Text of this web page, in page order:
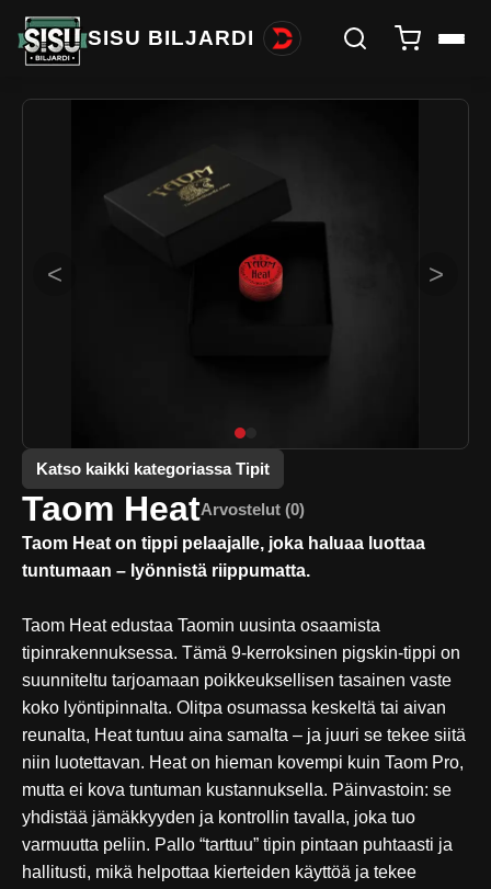
SISU BILJARDI
< >
Katso kaikki kategoriassa Tipit
Taom HeatArvostelut (0)
Taom Heat on tippi pelaajalle, joka haluaa luottaa
tuntumaan – lyönnistä riippumatta.
Taom Heat edustaa Taomin uusinta osaamista
tipinrakennuksessa. Tämä 9-kerroksinen pigskin-tippi on
suunniteltu tarjoamaan poikkeuksellisen tasainen vaste
koko lyöntipinnalta. Olitpa osumassa keskeltä tai aivan
reunalta, Heat tuntuu aina samalta – ja juuri se tekee siitä
niin luotettavan. Heat on hieman kovempi kuin Taom Pro,
mutta ei kova tuntuman kustannuksella. Päinvastoin: se
yhdistää jämäkkyyden ja kontrollin tavalla, joka tuo
varmuutta peliin. Pallo “tarttuu” tipin pintaan puhtaasti ja
hallitusti, mikä helpottaa kierteiden käyttöä ja tekee